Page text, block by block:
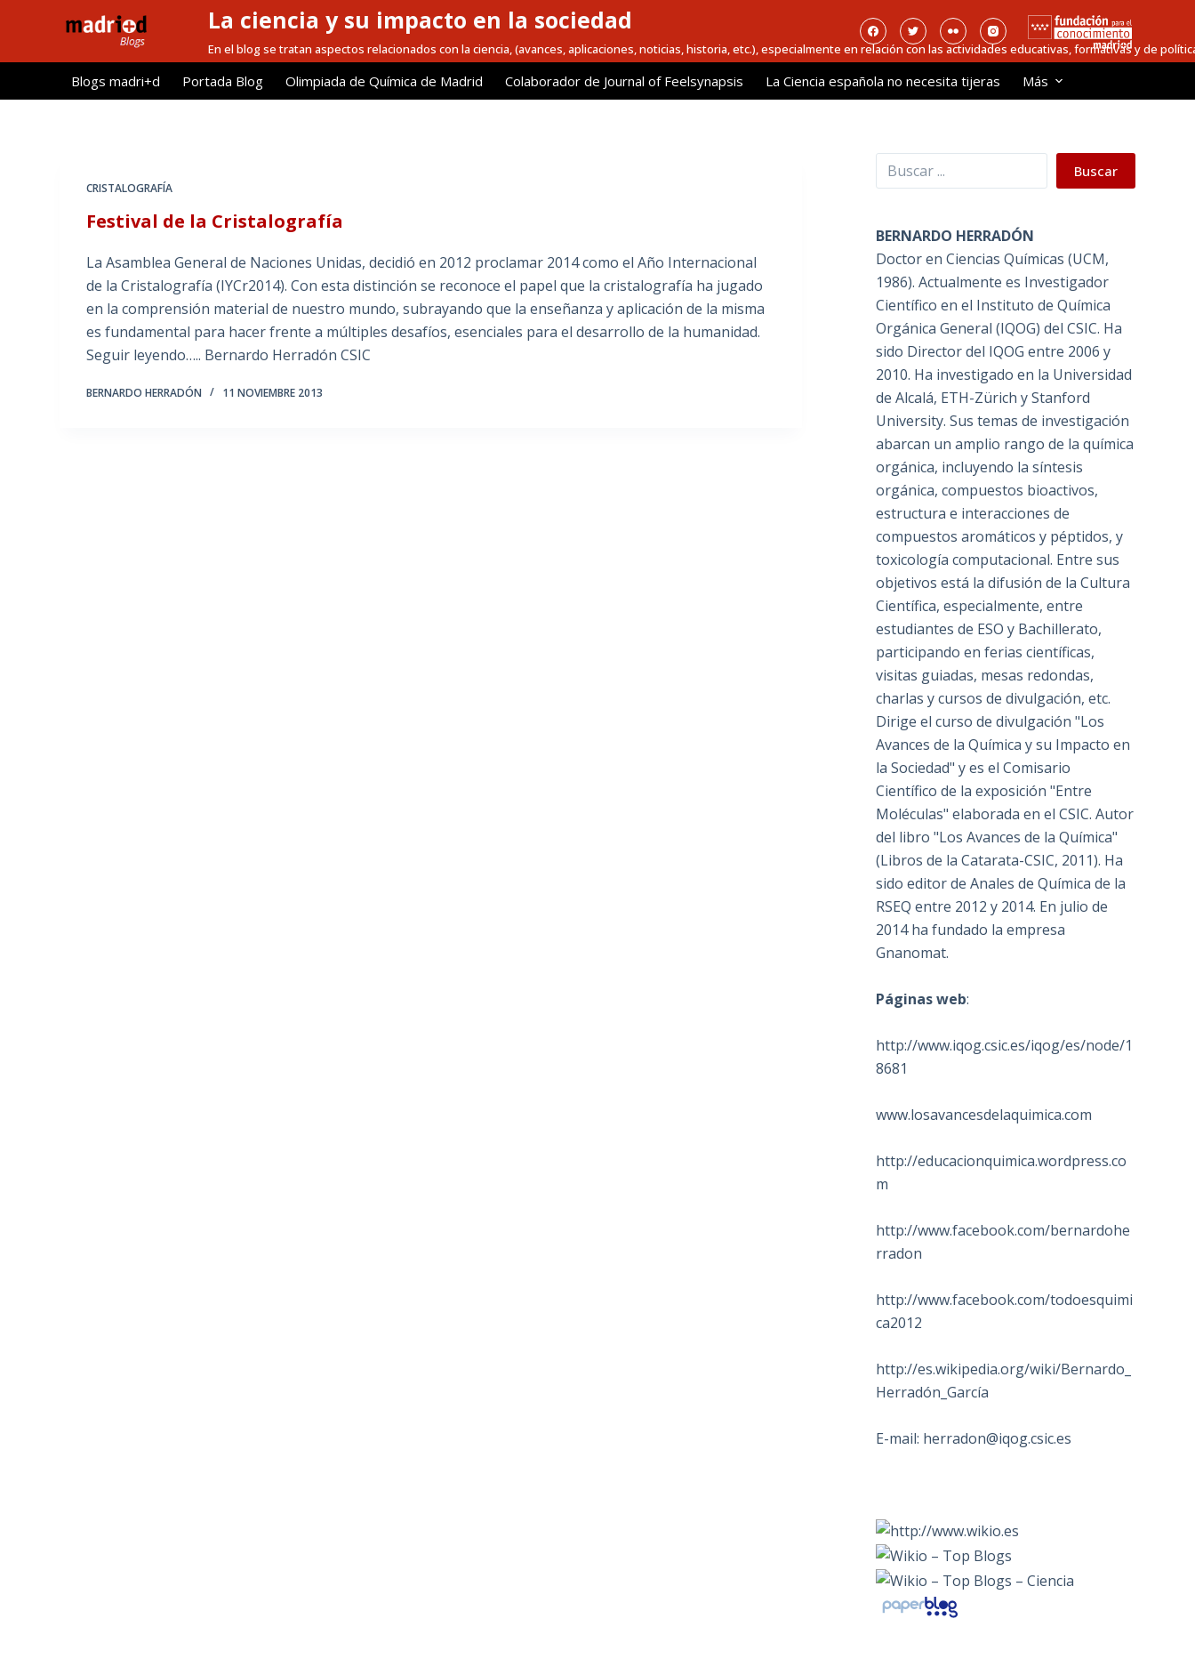
l
La ciencia y su impacto en la sociedad
En el blog se tratan aspectos relacionados con la ciencia, (avances, aplicaciones, noticias, historia, etc.), especialmente en relación con las actividades educativas, formativas y de
Blogs madri+d Portada Blog Olimpiada de Química de Madrid Colaborador de Journal of Feelsynapsis La Ciencia española no necesita tijeras Más
CRISTALOGRAFÍA
Festival de la Cristalografía
La Asamblea General de Naciones Unidas, decidió en 2012 proclamar 2014 como el Año Internacional
de la Cristalografía (IYCr2014). Con esta distinción se reconoce el papel que la cristalografía ha jugado
en la comprensión material de nuestro mundo, subrayando que la enseñanza y aplicación de la misma
es fundamental para hacer frente a múltiples desafíos, esenciales para el desarrollo de la humanidad.
Seguir leyendo….. Bernardo Herradón CSIC
BERNARDO HERRADÓN 11 NOVIEMBRE 2013
Buscar Buscar
BERNARDO HERRADÓN
Doctor en Ciencias Químicas (UCM,
1986). Actualmente es Investigador
Científico en el Instituto de Química
Orgánica General (IQOG) del CSIC. Ha
sido Director del IQOG entre 2006 y
2010. Ha investigado en la Universidad
de Alcalá, ETH-Zürich y Stanford
University. Sus temas de investigación
abarcan un amplio rango de la química
orgánica, incluyendo la síntesis
orgánica, compuestos bioactivos,
estructura e interacciones de
compuestos aromáticos y péptidos, y
toxicología computacional. Entre sus
objetivos está la difusión de la Cultura
Científica, especialmente, entre
estudiantes de ESO y Bachillerato,
participando en ferias científicas,
visitas guiadas, mesas redondas,
charlas y cursos de divulgación, etc.
Dirige el curso de divulgación "Los
Avances de la Química y su Impacto en
la Sociedad" y es el Comisario
Científico de la exposición "Entre
Moléculas" elaborada en el CSIC. Autor
del libro "Los Avances de la Química"
(Libros de la Catarata-CSIC, 2011). Ha
sido editor de Anales de Química de la
RSEQ entre 2012 y 2014. En julio de
2014 ha fundado la empresa
Gnanomat.
Páginas web:
http://www.iqog.csic.es/iqog/es/node/1
8681
www.losavancesdelaquimica.com
http://educacionquimica.wordpress.co
m
http://www.facebook.com/bernardohe
rradon
http://www.facebook.com/todoesquimi
ca2012
http://es.wikipedia.org/wiki/Bernardo_
Herradón_García
E-mail: herradon@iqog.csic.es